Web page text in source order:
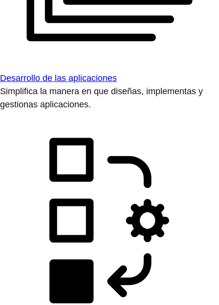
Desarrollo de las aplicaciones
Simplifica la manera en que diseñas, implementas y
gestionas aplicaciones.